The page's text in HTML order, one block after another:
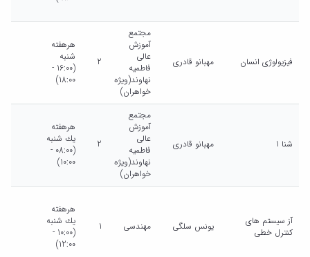
فیزیولوژی انسان مهبانو قادری
مجتمع
آموزش
عالی
فاطمیه
نهاوند(ویژه
خواهران)
2
هرهفته
شنبه
(16:00 -
18:00)
شنا 1 مهبانو قادری
مجتمع
آموزش
عالی
فاطمیه
نهاوند(ویژه
خواهران)
2
هرهفته
يك شنبه
(08:00 -
10:00)
آز سیستم های
کنترل خطی
یونس سلگی مهندسی 1
هرهفته
يك شنبه
(10:00 -
12:00)